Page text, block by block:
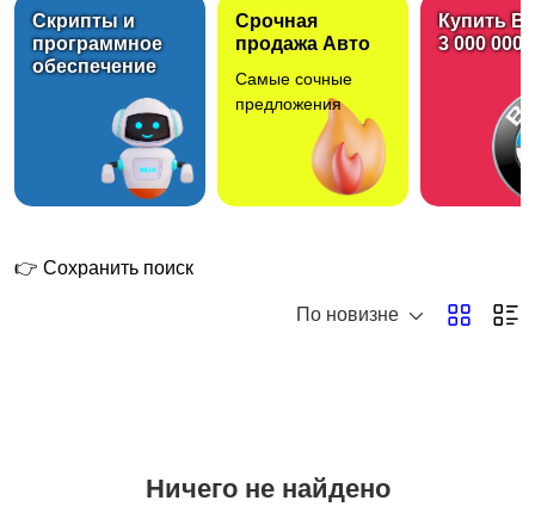
Стиральные,
сушильные машины
Посудомоечные
машины
морозильные камеры
Скрипты и
программное
обеспечение
Срочная
продажа Авто
Самые сочные
предложения
Купить
3 000 000
👉 Сохранить поиск
По новизне
Ничего не найдено